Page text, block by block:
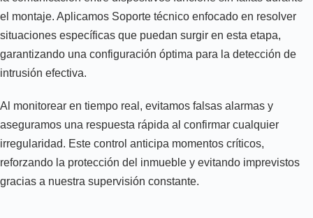
el montaje. Aplicamos Soporte técnico enfocado en resolver
situaciones específicas que puedan surgir en esta etapa,
garantizando una configuración óptima para la detección de
intrusión efectiva.
Al monitorear en tiempo real, evitamos falsas alarmas y
aseguramos una respuesta rápida al confirmar cualquier
irregularidad. Este control anticipa momentos críticos,
reforzando la protección del inmueble y evitando imprevistos
gracias a nuestra supervisión constante.